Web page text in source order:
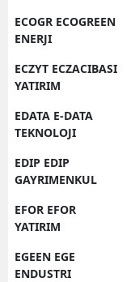
ECOGR ECOGREEN
ENERJI
ECZYT ECZACIBASI
YATIRIM
EDATA E-DATA
TEKNOLOJI
EDIP EDIP
GAYRIMENKUL
EFOR EFOR
YATIRIM
EGEEN EGE
ENDUSTRI